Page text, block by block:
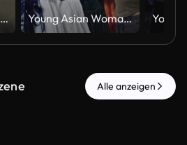
Young Asian Woman Browsing Clothes on a Rack in a Clothing Market Young Asian Woman Browsing Clothes on a Rack in a Clothing Market
Alle anzeigen